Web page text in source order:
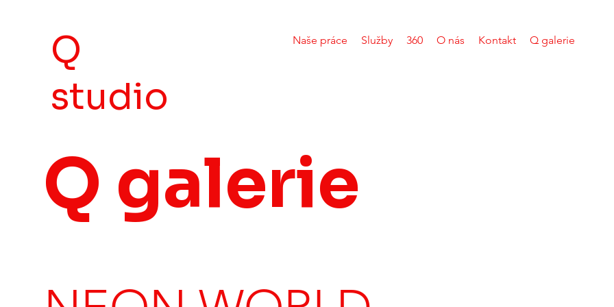
Q
studio
Naše práce Služby 360 O nás Kontakt Q galerie
Q galerie